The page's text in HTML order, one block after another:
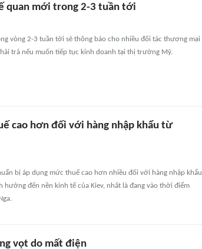
quan mới trong 2-3 tuần tới
vòng 2-3 tuần tới sẽ thông báo cho nhiều đối tác thương mại
trả nếu muốn tiếp tục kinh doanh tại thị trường Mỹ.
cao hơn đối với hàng nhập khẩu từ
bị áp dụng mức thuế cao hơn nhiều đối với hàng nhập khẩu
hưởng đến nền kinh tế của Kiev, nhất là đang vào thời điểm
vọt do mất điện